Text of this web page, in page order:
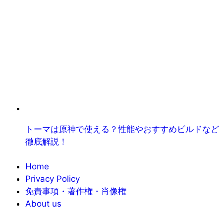
トーマは原神で使える？性能やおすすめビルドなど
徹底解説！
Home
Privacy Policy
免責事項・著作権・肖像権
About us